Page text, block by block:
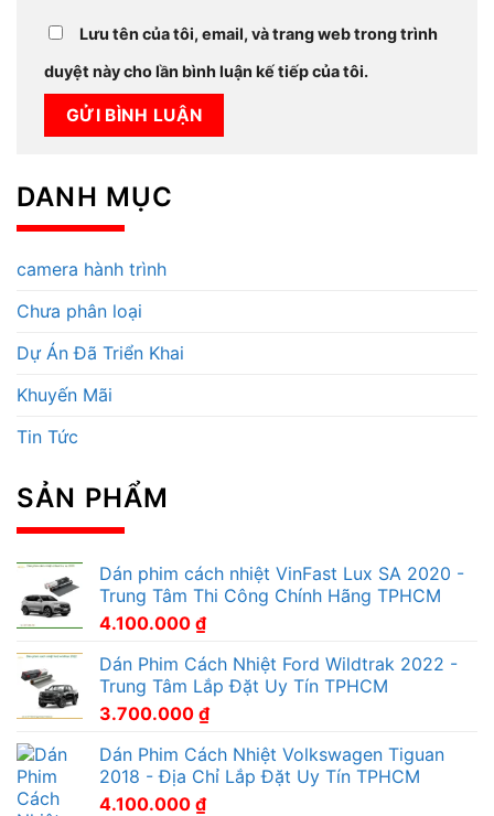
Lưu tên của tôi, email, và trang web trong trình
duyệt này cho lần bình luận kế tiếp của tôi.
DANH MỤC
camera hành trình
Chưa phân loại
Dự Án Đã Triển Khai
Khuyến Mãi
Tin Tức
SẢN PHẨM
Dán phim cách nhiệt VinFast Lux SA 2020 -
Trung Tâm Thi Công Chính Hãng TPHCM
4.100.000 ₫
Dán Phim Cách Nhiệt Ford Wildtrak 2022 -
Trung Tâm Lắp Đặt Uy Tín TPHCM
3.700.000 ₫
Dán Phim Cách Nhiệt Volkswagen Tiguan
2018 - Địa Chỉ Lắp Đặt Uy Tín TPHCM
4.100.000 ₫